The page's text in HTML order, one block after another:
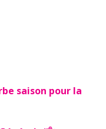
saison pour la